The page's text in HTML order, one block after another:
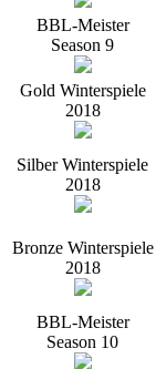
BBL-Meister
Season 9
Gold Winterspiele
2018
Silber Winterspiele
2018
Bronze Winterspiele
2018
BBL-Meister
Season 10